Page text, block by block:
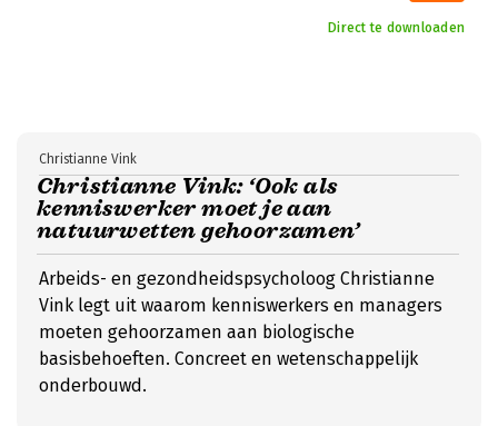
Direct te downloaden
Christianne Vink: ‘Ook als
kenniswerker moet je aan
natuurwetten gehoorzamen’
Christianne Vink
Arbeids- en gezondheidspsycholoog Christianne
Vink legt uit waarom kenniswerkers en managers
moeten gehoorzamen aan biologische
basisbehoeften. Concreet en wetenschappelijk
onderbouwd.